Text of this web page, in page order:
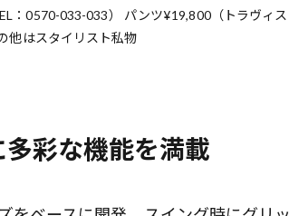
：0570-033-033） パンツ¥19,800（トラヴィス
他はスタイリスト私物
彩な機能を満載